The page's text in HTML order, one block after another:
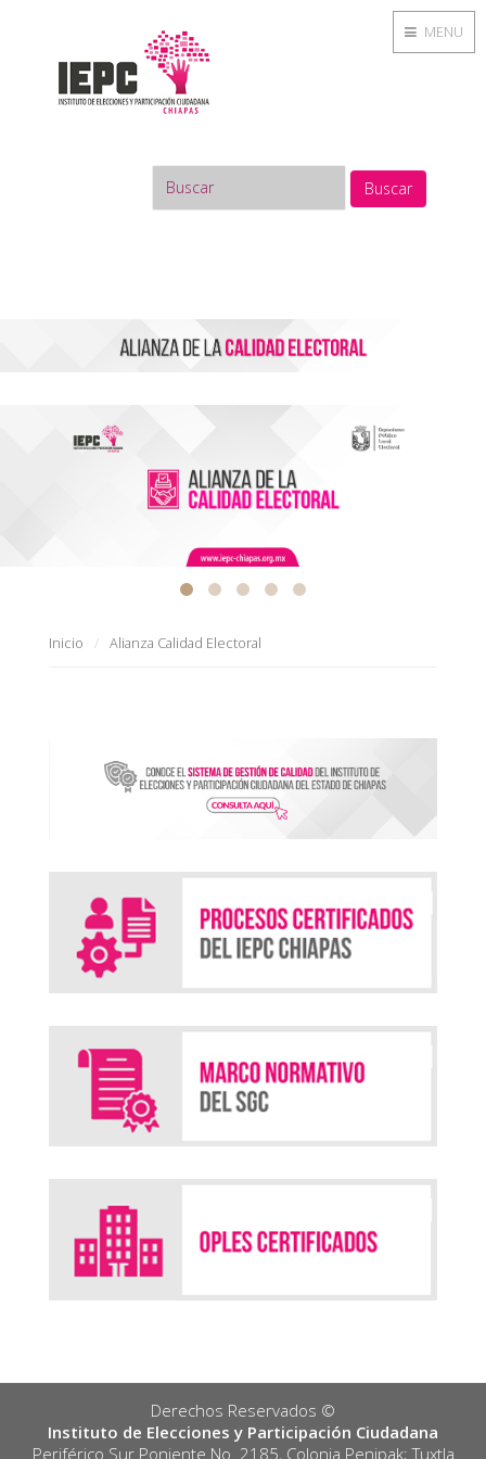
Buscar
Inicio Alianza Calidad Electoral
Derechos Reservados ©️
Instituto de Elecciones y Participación Ciudadana
Periférico Sur Poniente No. 2185, Colonia Penipak; Tuxtla
MENU